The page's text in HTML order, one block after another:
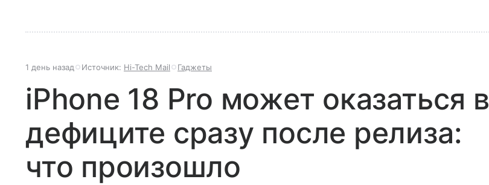
1 день назад Источник: Hi-Tech Mail Гаджеты
iPhone 18 Pro может оказаться в
дефиците сразу после релиза:
что произошло